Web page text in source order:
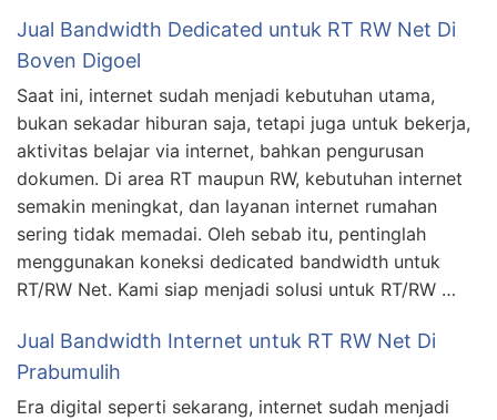
Jual Bandwidth Dedicated untuk RT RW Net Di
Boven Digoel
Saat ini, internet sudah menjadi kebutuhan utama,
bukan sekadar hiburan saja, tetapi juga untuk bekerja,
aktivitas belajar via internet, bahkan pengurusan
dokumen. Di area RT maupun RW, kebutuhan internet
semakin meningkat, dan layanan internet rumahan
sering tidak memadai. Oleh sebab itu, pentinglah
menggunakan koneksi dedicated bandwidth untuk
RT/RW Net. Kami siap menjadi solusi untuk RT/RW …
Jual Bandwidth Internet untuk RT RW Net Di
Prabumulih
Era digital seperti sekarang, internet sudah menjadi